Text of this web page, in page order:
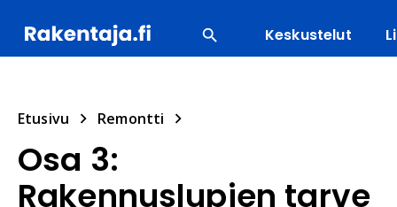
Keskustelut
Etusivu Remontti
Osa 3:
Rakennuslupien tarve